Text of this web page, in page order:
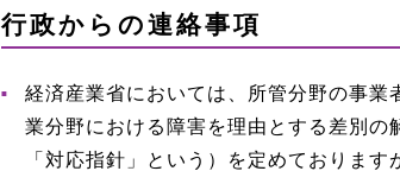
行政からの連絡事項
経済産業省においては、所管分野の事
業分野における障害を理由とする差別の
「対応指針」という）を定めておりま